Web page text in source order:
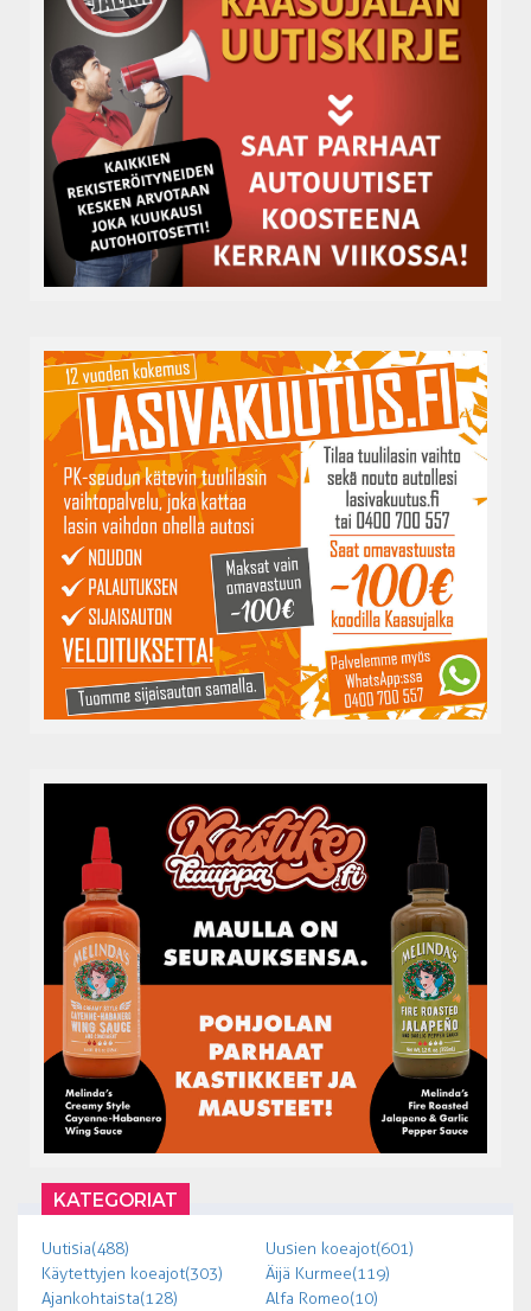
KATEGORIAT
Uutisia (488)
Uusien koeajot (601)
Käytettyjen koeajot (303)
Äijä Kurmee (119)
Ajankohtaista (128)
Alfa Romeo (10)